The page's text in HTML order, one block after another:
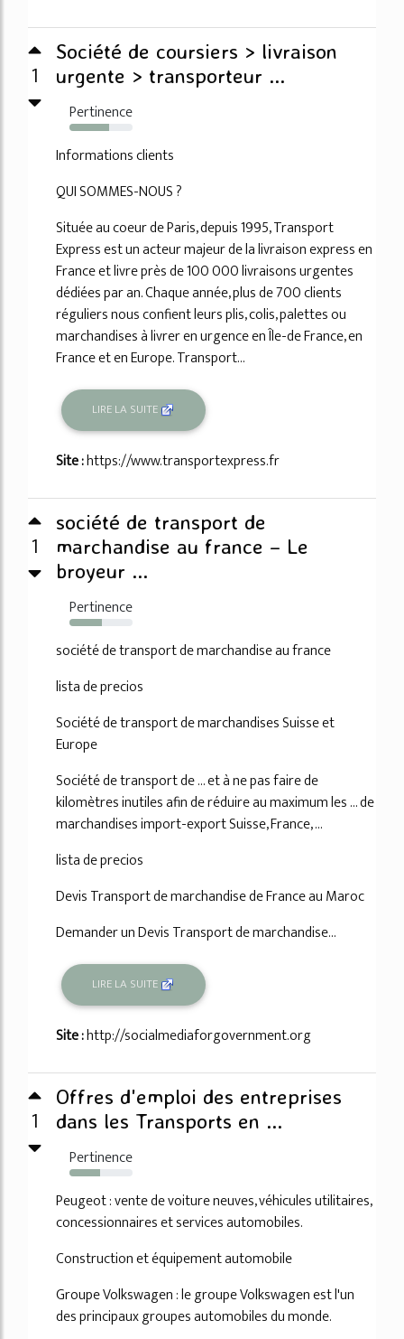
1
Société de coursiers > livraison
urgente > transporteur ...
Pertinence
63%
Informations clients
QUI SOMMES-NOUS ?
Située au coeur de Paris, depuis 1995, Transport
Express est un acteur majeur de la livraison express en
France et livre près de 100 000 livraisons urgentes
dédiées par an. Chaque année, plus de 700 clients
réguliers nous confient leurs plis, colis, palettes ou
marchandises à livrer en urgence en Île-de France, en
France et en Europe. Transport...
LIRE LA SUITE
Site :https://www.transportexpress.fr
1
société de transport de
marchandise au france – Le
broyeur ...
Pertinence
52%
société de transport de marchandise au france
lista de precios
Société de transport de marchandises Suisse et
Europe
Société de transport de ... et à ne pas faire de
kilomètres inutiles afin de réduire au maximum les ... de
marchandises import-export Suisse, France, ...
lista de precios
Devis Transport de marchandise de France au Maroc
Demander un Devis Transport de marchandise...
LIRE LA SUITE
Site :http://socialmediaforgovernment.org
1
Offres d'emploi des entreprises
dans les Transports en ...
Pertinence
49%
Peugeot : vente de voiture neuves, véhicules utilitaires,
concessionnaires et services automobiles.
Construction et équipement automobile
Groupe Volkswagen : le groupe Volkswagen est l'un
des principaux groupes automobiles du monde.